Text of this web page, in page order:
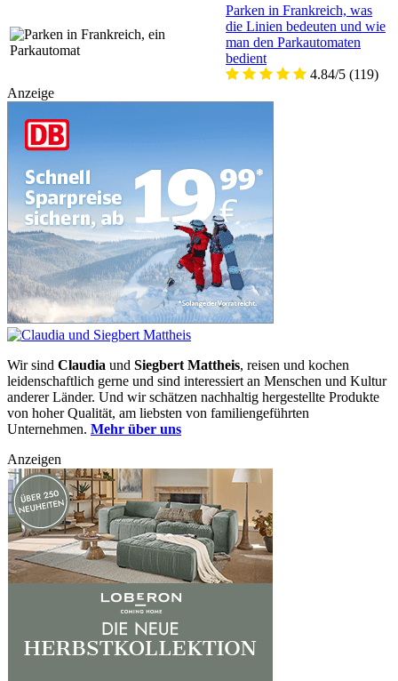
Parken in Frankreich, was
die Linien bedeuten und wie
man den Parkautomaten
bedient
4.84/5 (119)
Anzeige
Wir sind Claudia und Siegbert Mattheis, reisen und kochen
leidenschaftlich gerne und sind interessiert an Menschen und Kultur
anderer Länder. Und wir schätzen nachhaltig hergestellte Produkte
von hoher Qualität, am liebsten von familiengeführten
Unternehmen. Mehr über uns
Anzeigen